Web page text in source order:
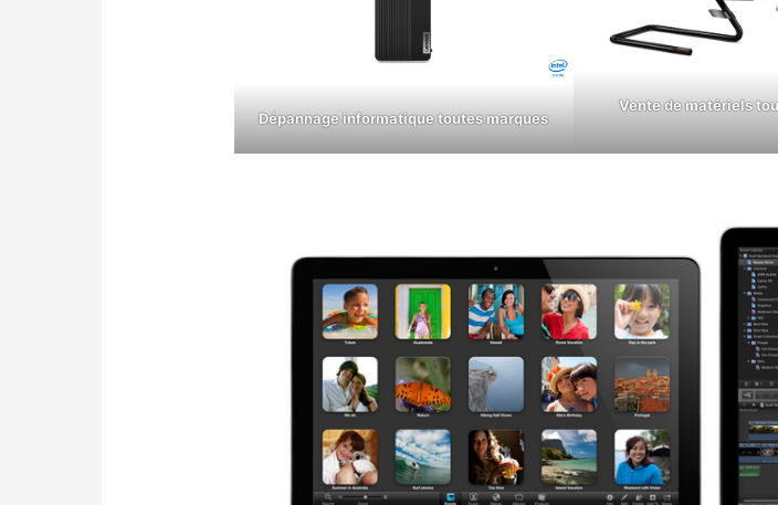
Dépannage informatique toutes marques
Vente de matériels